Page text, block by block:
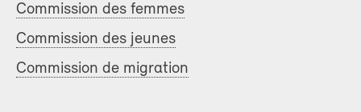
Commission des femmes
Commission des jeunes
Commission de migration